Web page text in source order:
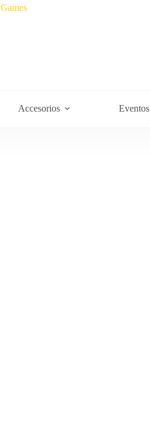
Accesorios Eventos